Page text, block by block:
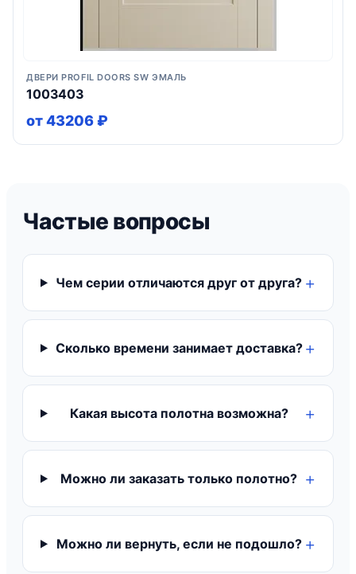
ДВЕРИ PROFIL DOORS SW ЭМАЛЬ
1003403
от 43206 ₽
Частые вопросы
Чем серии отличаются друг от друга?
Сколько времени занимает доставка?
Какая высота полотна возможна?
Можно ли заказать только полотно?
Можно ли вернуть, если не подошло?